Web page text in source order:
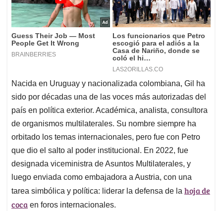
Nacida en Uruguay y nacionalizada colombiana, Gil ha
sido por décadas una de las voces más autorizadas del
país en política exterior. Académica, analista, consultora
de organismos multilaterales. Su nombre siempre ha
orbitado los temas internacionales, pero fue con Petro
que dio el salto al poder institucional. En 2022, fue
designada viceministra de Asuntos Multilaterales, y
luego enviada como embajadora a Austria, con una
tarea simbólica y política: liderar la defensa de la hoja de
coca en foros internacionales.